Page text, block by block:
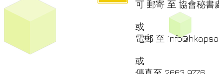
可 郵寄 至 協會秘書
或
電郵 至
或